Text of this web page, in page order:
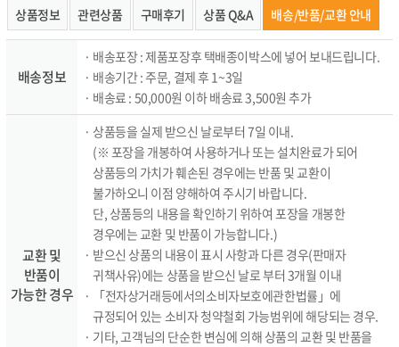
상품정보 관련상품 구매후기 상품 Q&A 배송/반품/교환 안내
배송정보
· 배송포장 : 제품포장후 택배종이박스에 넣어 보내드립니다.
· 배송기간 : 주문, 결제 후 1~3일
· 배송료 : 50,000원 이하 배송료 3,500원 추가
교환 및
반품이
가능한 경우
· 상품등을 실제 받으신 날로부터 7일 이내.
(※ 포장을 개봉하여 사용하거나 또는 설치완료가 되어
상품등의 가치가 훼손된 경우에는 반품 및 교환이
불가하오니 이점 양해하여 주시기 바랍니다.
단, 상품등의 내용을 확인하기 위하여 포장을 개봉한
경우에는 교환 및 반품이 가능합니다.)
· 받으신 상품의 내용이 표시 사항과 다른 경우(판매자
귀책사유)에는 상품을 받으신 날로 부터 3개월 이내
· 「전자상거래등에서의소비자보호에관한법률」에
규정되어 있는 소비자 청약철회 가능범위에 해당되는 경우.
· 기타, 고객님의 단순한 변심에 의해 상품의 교환 및 반품을